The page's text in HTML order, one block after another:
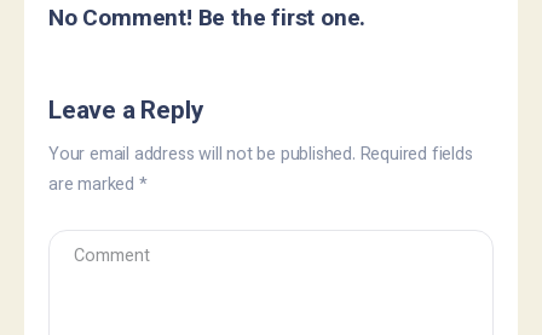
No Comment! Be the first one.
Leave a Reply
Your email address will not be published. Required fields
are marked *